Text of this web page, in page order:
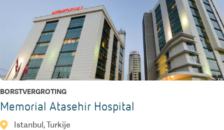
BORSTVERGROTING
Memorial Atasehir Hospital
Istanbul, Turkije